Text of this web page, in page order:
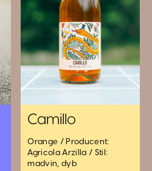
Camillo
Orange / Producent:
Agricola Arzilla / Stil:
madvin, dyb